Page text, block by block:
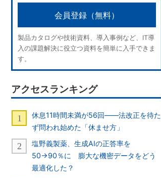
会員登録（無料）
製品カタログや技術資料、導入事例など、IT導
入の課題解決に役立つ資料を簡単に入手できま
す。
アクセスランキング
休息11時間未満が56回――法改正を待た
ず問われ始めた「休ませ方」
塩野義製薬、生成AIの正答率を
50→90％に 膨大な機密データをどう
最適化した？